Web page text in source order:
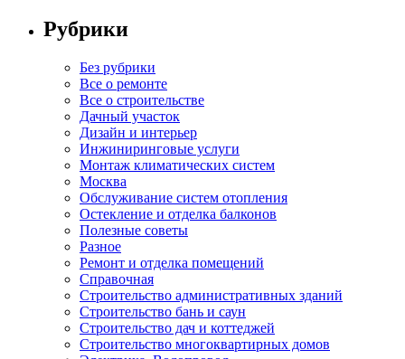
Рубрики
Без рубрики
Все о ремонте
Все о строительстве
Дачный участок
Дизайн и интерьер
Инжиниринговые услуги
Монтаж климатических систем
Москва
Обслуживание систем отопления
Остекление и отделка балконов
Полезные советы
Разное
Ремонт и отделка помещений
Справочная
Строительство административных зданий
Строительство бань и саун
Строительство дач и коттеджей
Строительство многоквартирных домов